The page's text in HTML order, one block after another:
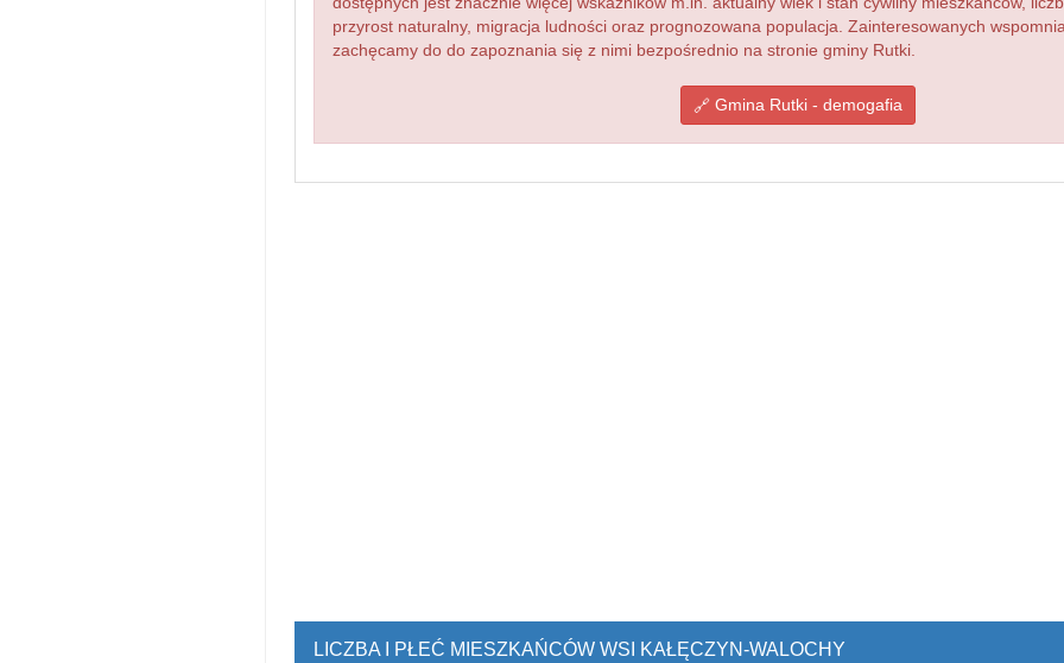
przyrost naturalny, migracja ludności oraz prognozowana populacja. Zainteresowanych
zachęcamy do do zapoznania się z nimi bezpośrednio na stronie gminy Rutki.
Gmina Rutki - demogafia
LICZBA I PŁEĆ MIESZKAŃCÓW WSI KAŁĘCZYN-WALOCHY